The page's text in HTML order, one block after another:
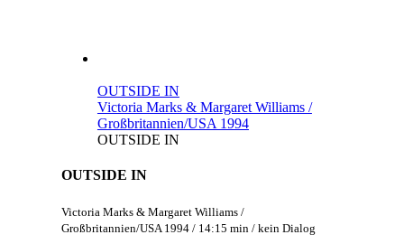
OUTSIDE IN
Victoria Marks & Margaret Williams /
Großbritannien/USA 1994
OUTSIDE IN
OUTSIDE IN
Victoria Marks & Margaret Williams /
Großbritannien/USA 1994 / 14:15 min / kein Dialog